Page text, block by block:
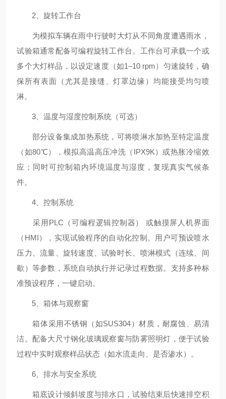
2、旋转工作台
为模拟车辆在雨中行驶时大灯从不同角度遭遇雨水，
试验箱通常配备可编程旋转工作台。工作台可承载一个或
多个大灯样品，以设定速度（如1–10 rpm）匀速旋转，确
保所有表面（尤其是接缝、灯罩边缘）均能接受均匀喷
淋。
3、温度与湿度控制系统（可选）
部分设备集成加热系统，可将喷淋水加热至特定温度
（如80℃），模拟高温高压冲洗（IPX9K）或热胀冷缩效
应；同时可控制箱内环境温度与湿度，复现真实气候条
件。
4、控制系统
采用PLC（可编程逻辑控制器） 或触摸屏人机界面
（HMI），实现试验程序的自动化控制。用户可预设喷水
压力、流量、旋转速度、试验时长、喷淋模式（连续、间
歇）等参数，系统自动执行并记录过程数据。支持多种标
准预设程序，一键启动。
5、箱体与观察窗
箱体采用不锈钢（如SUS304）材质，耐腐蚀、易清
洁。配备大尺寸钢化玻璃观察窗与防雾照明灯，便于试验
过程中实时观察样品状态（如水流走向、是否渗水）。
6、排水与安全系统
箱底设计倾斜坡度与排水口，试验结束后快速排空积